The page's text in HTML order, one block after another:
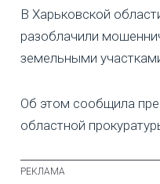
В Харьковской
разоблачили
земельными
Об этом сообщила
областной